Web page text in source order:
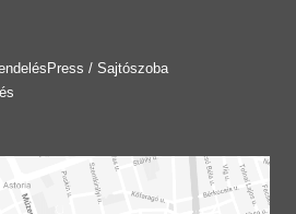
Press / Sajtószoba